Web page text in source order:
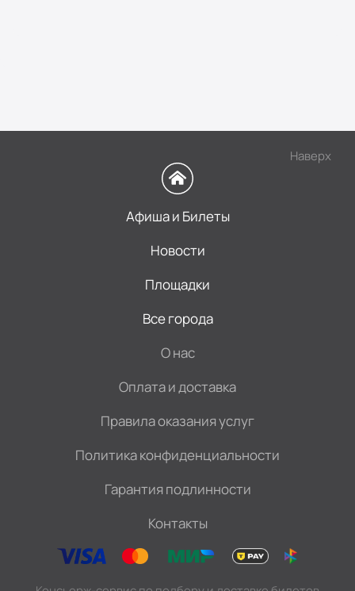
Наверх
Афиша и Билеты
Новости
Площадки
Все города
О нас
Оплата и доставка
Правила оказания услуг
Политика конфиденциальности
Гарантия подлинности
Контакты